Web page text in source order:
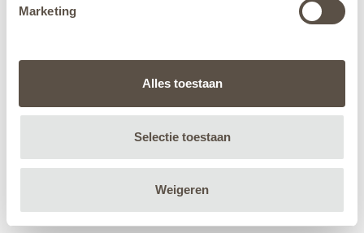
Marketing
Alles toestaan
Selectie toestaan
Weigeren